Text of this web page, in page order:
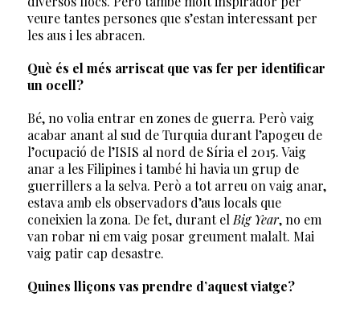
veure tantes persones que s’estan interessant per
les aus i les abracen.
Què és el més arriscat que vas fer per identificar
un ocell?
Bé, no volia entrar en zones de guerra. Però vaig
acabar anant al sud de Turquia durant l’apogeu de
l’ocupació de l’ISIS al nord de Síria el 2015. Vaig
anar a les Filipines i també hi havia un grup de
guerrillers a la selva. Però a tot arreu on vaig anar,
estava amb els observadors d’aus locals que
coneixien la zona. De fet, durant el Big Year, no em
van robar ni em vaig posar greument malalt. Mai
vaig patir cap desastre.
Quines lliçons vas prendre d’aquest viatge?